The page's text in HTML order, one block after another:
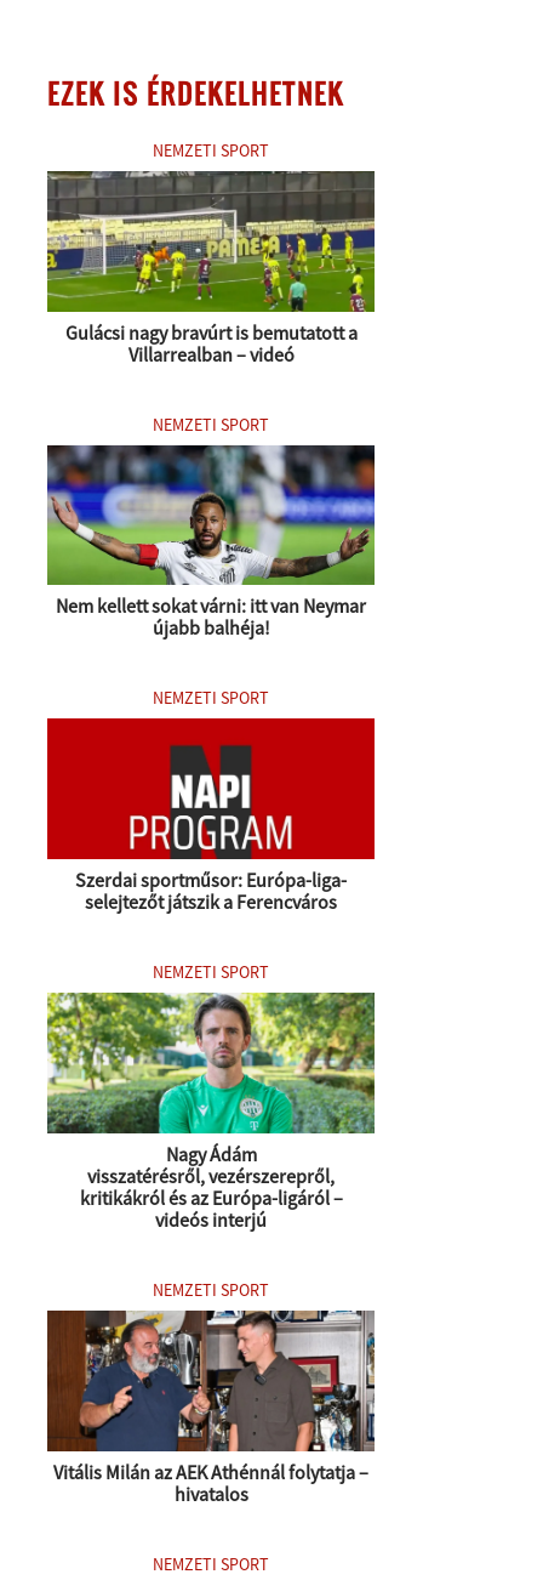
EZEK IS ÉRDEKELHETNEK
NEMZETI SPORT
Gulácsi nagy bravúrt is bemutatott a
Villarrealban – videó
NEMZETI SPORT
Nem kellett sokat várni: itt van Neymar
újabb balhéja!
NEMZETI SPORT
Szerdai sportműsor: Európa-liga-
selejtezőt játszik a Ferencváros
NEMZETI SPORT
Nagy Ádám
visszatérésről, vezérszerepről,
kritikákról és az Európa-ligáról –
videós interjú
NEMZETI SPORT
Vitális Milán az AEK Athénnál folytatja –
hivatalos
NEMZETI SPORT